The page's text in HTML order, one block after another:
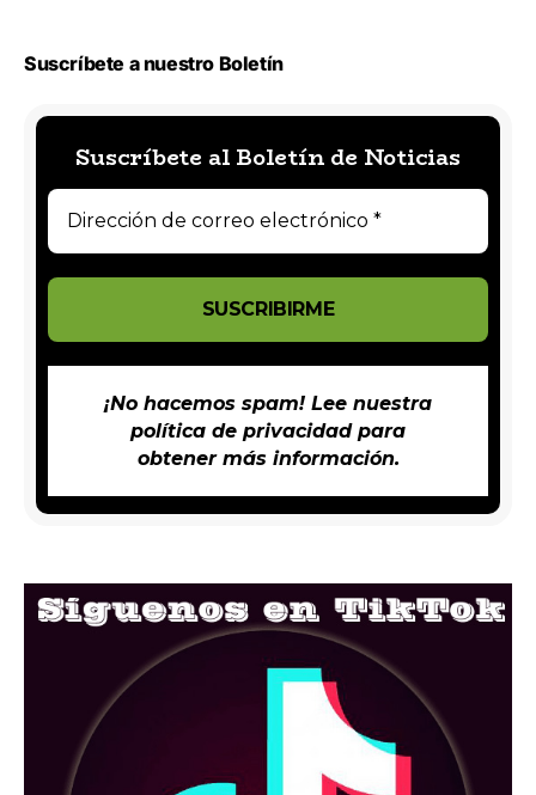
Suscríbete a nuestro Boletín
Suscríbete al Boletín de Noticias
¡No hacemos spam! Lee nuestra
política de privacidadpara
obtener más información.